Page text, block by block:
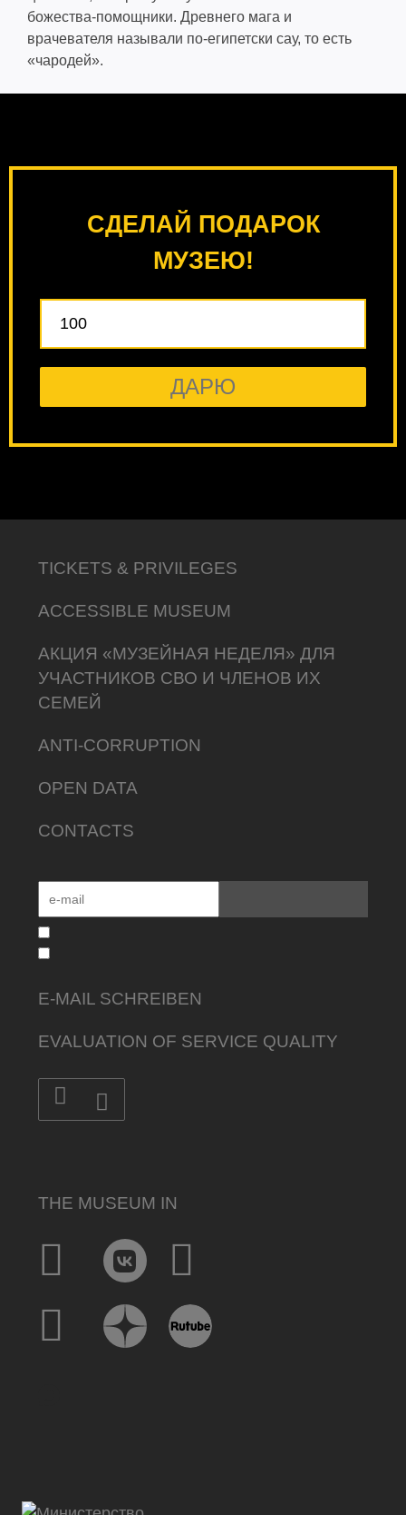
божества-помощники. Древнего мага и
врачевателя называли по-египетски сау, то есть
«чародей».
СДЕЛАЙ ПОДАРОК
МУЗЕЮ!
TICKETS & PRIVILEGES
ACCESSIBLE MUSEUM
АКЦИЯ «МУЗЕЙНАЯ НЕДЕЛЯ» ДЛЯ
УЧАСТНИКОВ СВО И ЧЛЕНОВ ИХ
СЕМЕЙ
ANTI-CORRUPTION
OPEN DATA
CONTACTS
THE MUSEUM IN
E-MAIL SCHREIBEN
EVALUATION OF SERVICE QUALITY